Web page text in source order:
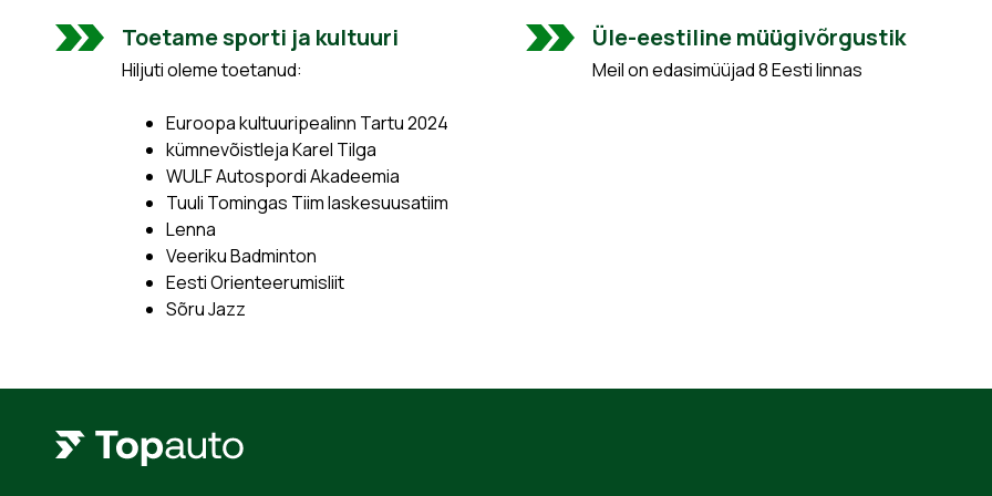
Toetame sporti ja kultuuri
Hiljuti oleme toetanud:
Euroopa kultuuripealinn Tartu 2024
kümnevõistleja Karel Tilga
WULF Autospordi Akadeemia
Tuuli Tomingas Tiim laskesuusatiim
Lenna
Veeriku Badminton
Eesti Orienteerumisliit
Sõru Jazz
Üle-eestiline müügivõrgustik
Meil on edasimüüjad 8 Eesti linnas